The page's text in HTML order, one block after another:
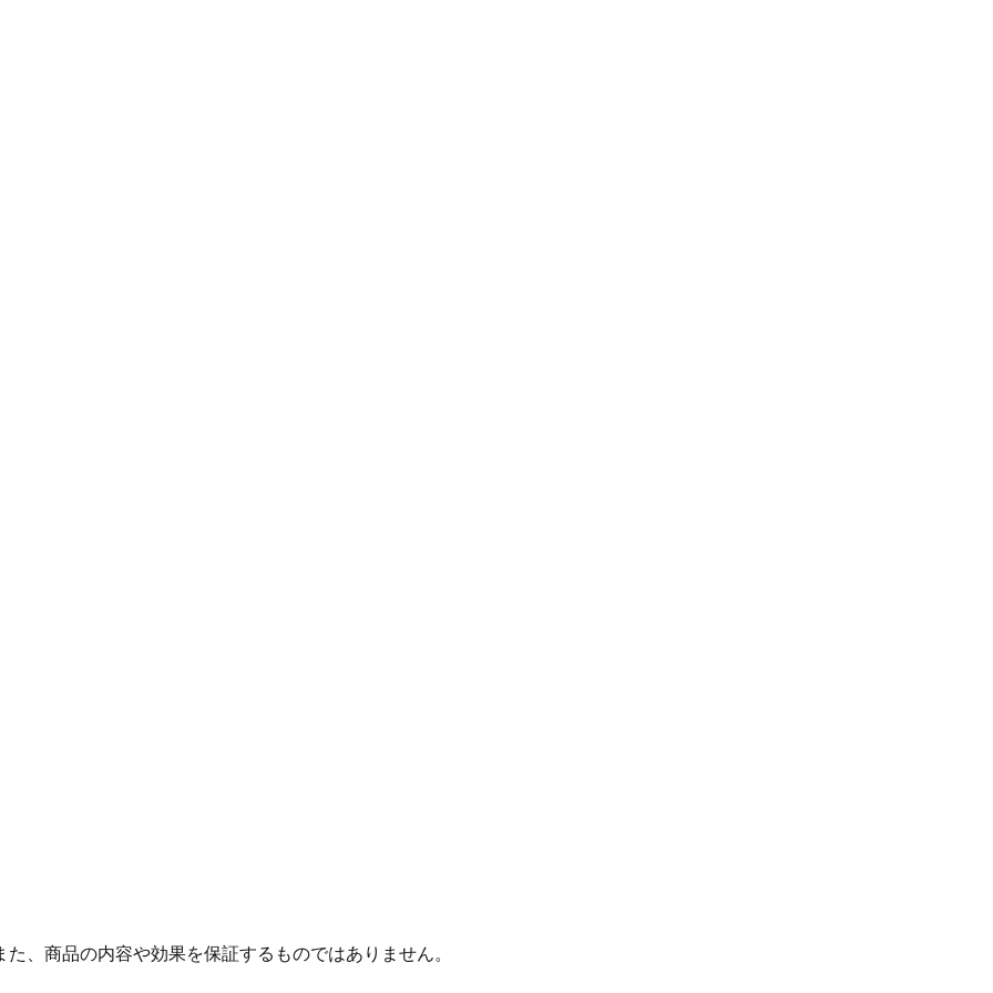
、商品の内容や効果を保証するものではありません。